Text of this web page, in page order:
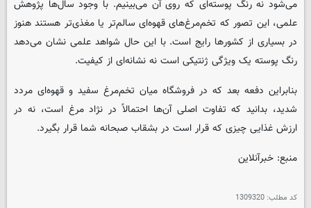
می‌شود نه رنگ پوسته‌ای که روی آن می‌بینیم. با وجود سال‌ها پژوهش
علمی، این تصور که تخم‌مرغ‌های قهوه‌ای سالم‌تر یا مغذی‌تر هستند هنوز
در بسیاری از کشورها رایج است. با این حال شواهد علمی نشان می‌دهد
رنگ پوسته یک ویژگی ژنتیکی است نه نشانه‌ای از کیفیت.
بنابراین دفعه بعد که در فروشگاه میان تخم‌مرغ سفید و قهوه‌ای مردد
شدید، بدانید که تفاوت اصلی آن‌ها احتمالاً در نژاد مرغ است، نه در
ارزش غذایی چیزی که قرار است در بشقاب صبحانه شما قرار بگیرد.
منبع: خبرآنلاین
کد مطلب: 1309320